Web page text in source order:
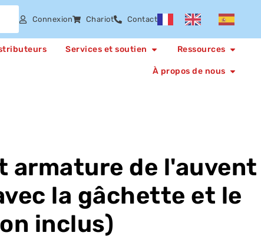
Connexion Chariot Contact
Services et soutien Ressources
À propos de nous
armature de l'auvent
la gâchette et le
inclus)